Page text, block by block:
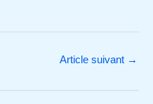
Article suivant →